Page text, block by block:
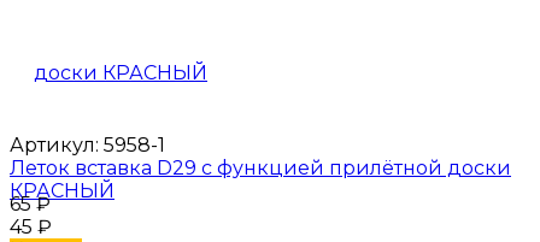
Артикул: 5958-1
Леток вставка D29 с функцией прилётной доски
КРАСНЫЙ
65₽
45 ₽